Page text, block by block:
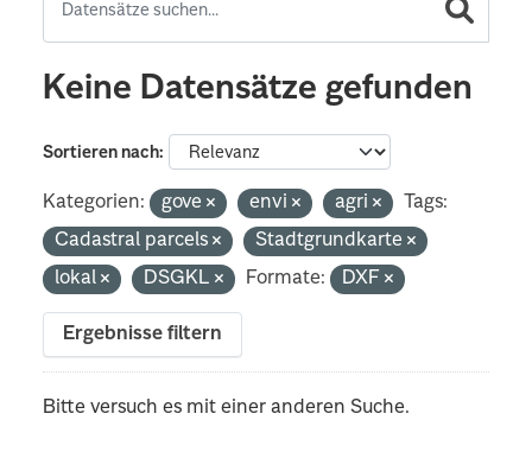
Keine Datensätze gefunden
Sortieren nach
Kategorien: gove envi agri
Tags:
Cadastral parcels
Stadtgrundkarte
lokal
DSGKL Formate: DXF
Ergebnisse filtern
Bitte versuch es mit einer anderen Suche.